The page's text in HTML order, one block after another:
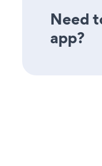
Need
app?